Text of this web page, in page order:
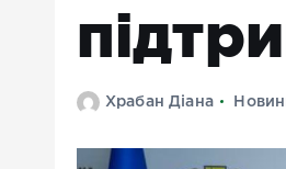
Храбан Діана